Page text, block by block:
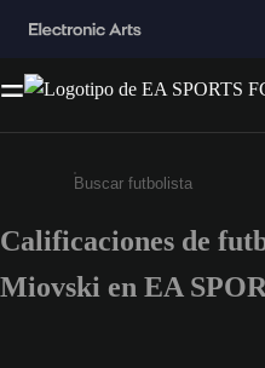
Ingresa un mínimo
Calificaciones de
Miovski en EA